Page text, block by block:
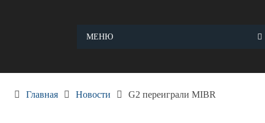
МЕНЮ
Главная Новости G2 переиграли MIBR